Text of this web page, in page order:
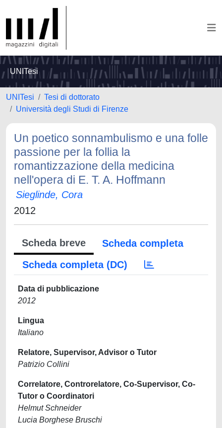
UNITesi
UNITesi
Tesi di dottorato
Università degli Studi di Firenze
Un poetico sonnambulismo e una folle
passione per la follia la
romantizzazione della medicina
nell'opera di E. T. A. Hoffmann
Sieglinde, Cora
2012
Scheda breve
Scheda completa
Scheda completa (DC)
Data di pubblicazione
2012
Lingua
Italiano
Relatore, Supervisor, Advisor o Tutor
Patrizio Collini
Correlatore, Controrelatore, Co-Supervisor, Co-
Tutor o Coordinatori
Helmut Schneider
Lucia Borghese Bruschi